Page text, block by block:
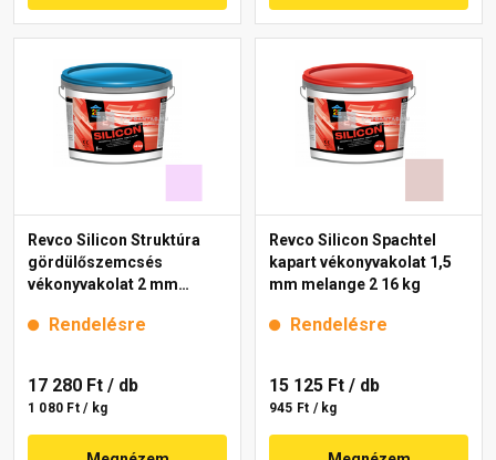
Revco Silicon Struktúra
gördülőszemcsés
vékonyvakolat 2 mm
Rendelésre
17 280 Ft / db
1 080 Ft / kg
Revco Silicon Spachtel
kapart vékonyvakolat 1,5
mm melange 2 16 kg
Rendelésre
15 125 Ft / db
945 Ft / kg